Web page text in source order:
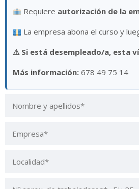
Requiere autorización de la
La empresa abona el curso y
⚠Si está desempleado/a, esta
Más información: 678 49 75 14